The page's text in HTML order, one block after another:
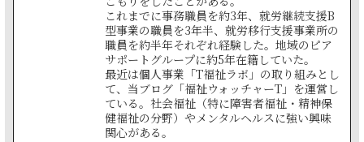
これまでに事務職員を約3年、就労継続支援B
型事業の職員を3年半、就労移行支援事業所の
職員を約半年それぞれ経験した。地域のピア
サポートグループに約5年在籍していた。
最近は個人事業「T福祉ラボ」の取り組みとし
て、当ブログ「福祉ウォッチャーT」を運営し
ている。社会福祉（特に障害者福祉・精神保
健福祉の分野）やメンタルヘルスに強い興味
関心がある。